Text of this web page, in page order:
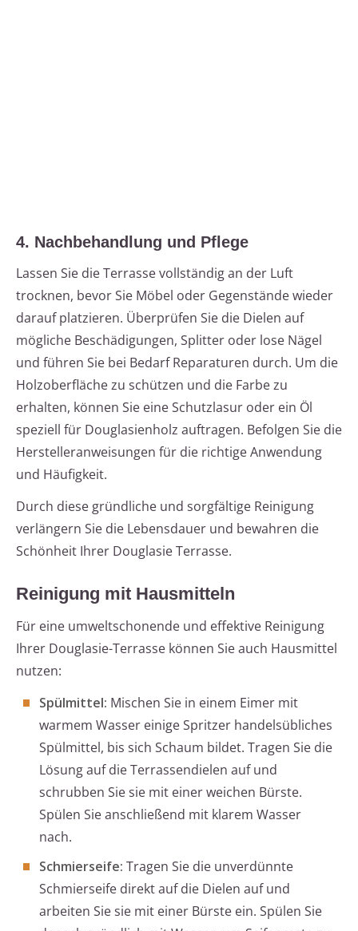
4. Nachbehandlung und Pflege
Lassen Sie die Terrasse vollständig an der Luft
trocknen, bevor Sie Möbel oder Gegenstände wieder
darauf platzieren. Überprüfen Sie die Dielen auf
mögliche Beschädigungen, Splitter oder lose Nägel
und führen Sie bei Bedarf Reparaturen durch. Um die
Holzoberfläche zu schützen und die Farbe zu
erhalten, können Sie eine Schutzlasur oder ein Öl
speziell für Douglasienholz auftragen. Befolgen Sie die
Herstelleranweisungen für die richtige Anwendung
und Häufigkeit.
Durch diese gründliche und sorgfältige Reinigung
verlängern Sie die Lebensdauer und bewahren die
Schönheit Ihrer Douglasie Terrasse.
Reinigung mit Hausmitteln
Für eine umweltschonende und effektive Reinigung
Ihrer Douglasie-Terrasse können Sie auch Hausmittel
nutzen:
Spülmittel: Mischen Sie in einem Eimer mit
warmem Wasser einige Spritzer handelsübliches
Spülmittel, bis sich Schaum bildet. Tragen Sie die
Lösung auf die Terrassendielen auf und
schrubben Sie sie mit einer weichen Bürste.
Spülen Sie anschließend mit klarem Wasser
nach.
Schmierseife: Tragen Sie die unverdünnte
Schmierseife direkt auf die Dielen auf und
arbeiten Sie sie mit einer Bürste ein. Spülen Sie